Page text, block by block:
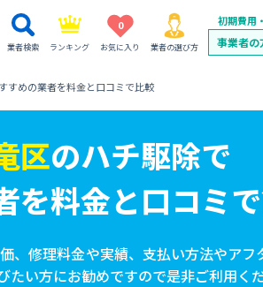
業者検索 ランキング
0
お気に入り 業者の選び方
初期費用
事業者の
すめの業者を料金と口コミで比較
区のハチ駆除で
を料金と口コミ
、修理料金や実績、支払い方法やア
い方にお勧めですので是非ご利用くだ